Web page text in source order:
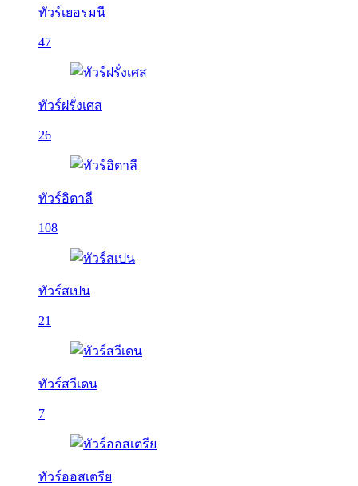
ทัวร์เยอรมนี
47
ทัวร์ฝรั่งเศส
26
ทัวร์อิตาลี
108
ทัวร์สเปน
21
ทัวร์สวีเดน
7
ทัวร์ออสเตรีย